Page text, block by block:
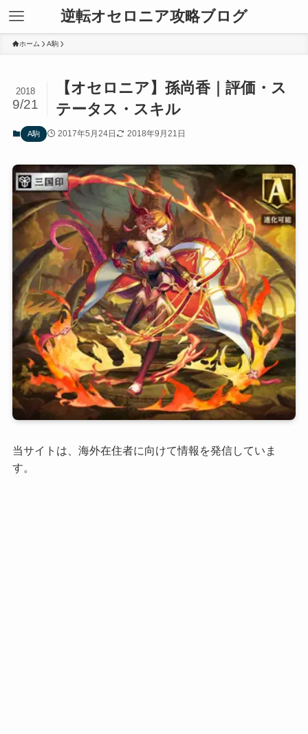
逆転オセロニア攻略ブログ
ホーム A駒
【オセロニア】孫尚香｜評価・ス
テータス・スキル
2018
9/21
A駒 2017年5月24日 2018年9月21日
当サイトは、海外在住者に向けて情報を発信していま
す。